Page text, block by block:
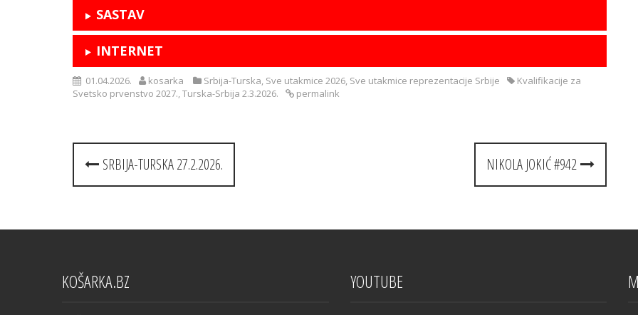
SASTAV
INTERNET
01.04.2026. kosarka Srbija-Turska, Sve utakmice 2026, Sve utakmice reprezentacije Srbije
Kvalifikacije za
Svetsko prvenstvo 2027.,Turska-Srbija 2.3.2026. permalink
Post
navigation
SRBIJA-TURSKA 27.2.2026. NIKOLA JOKIĆ #942
KOŠARKA.BZ YOUTUBE